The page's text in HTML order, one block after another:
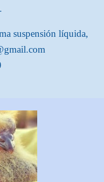
suspensión líquida,